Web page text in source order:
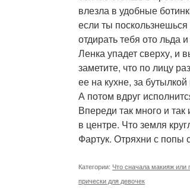
влезла в удобные
если ты
отдирать тебя ото льда
Ленка упадет сверху, и
заметите, что по лицу
ее на кухне, за
А потом вдруг
Впереди так много и
в центре. Что земля
Фартук. Отряхни с попы
Категории: Что сначала макияж или
прически для девочек